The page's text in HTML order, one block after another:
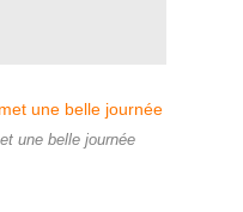
une belle journée